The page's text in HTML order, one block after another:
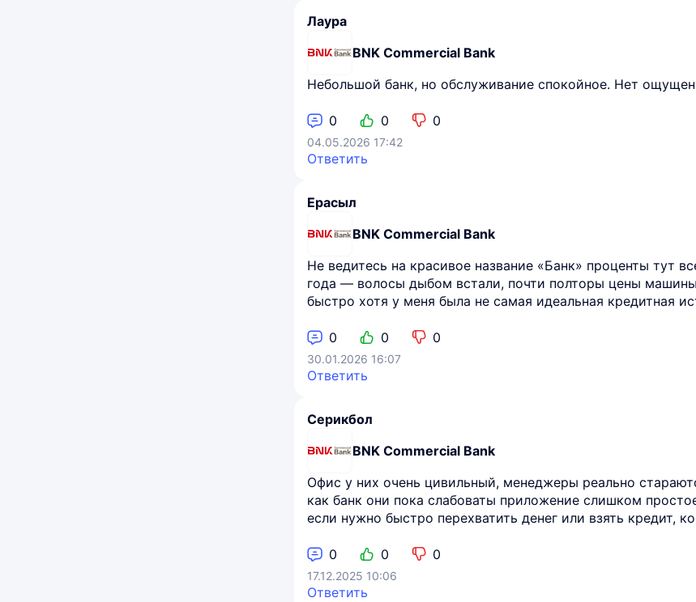
Лаура
BNK Commercial Bank
Небольшой банк, но обслуживание спокойное. Нет
0 0 0
04.05.2026 17:42
Ответить
Ерасыл
BNK Commercial Bank
Не ведитесь на красивое название «Банк» проценты тут
года — волосы дыбом встали, почти полторы цены
быстро хотя у меня была не самая идеальная кредитная
0 0 0
30.01.2026 16:07
Ответить
Серикбол
BNK Commercial Bank
Офис у них очень цивильный, менеджеры реально
как банк они пока слабоваты приложение слишком
если нужно быстро перехватить денег или взять кредит,
0 0 0
17.12.2025 10:06
Ответить